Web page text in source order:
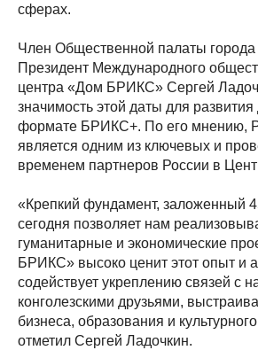
сферах.
Член Общественной палаты
Президент Международного
центра «Дом БРИКС» Сергей
значимость этой даты для развития
формате БРИКС+. По его мнению,
является одним из ключевых и
временем партнеров России в
«Крепкий фундамент, заложенный
сегодня позволяет нам
гуманитарные и экономические
БРИКС» высоко ценит этот опыт и
содействует укреплению связей с
конголезскими друзьями,
бизнеса, образования и
отметил Сергей Ладочкин.